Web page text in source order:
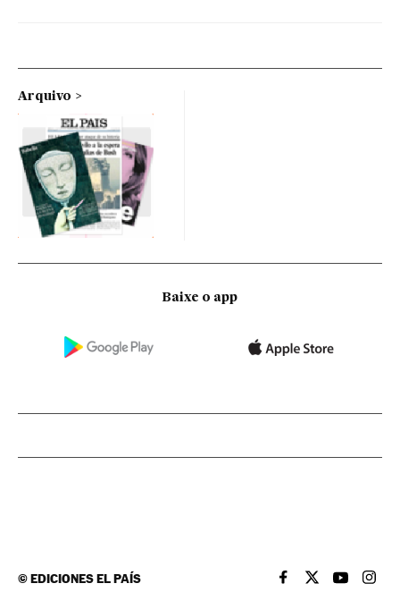
Arquivo
Baixe o app
©EDICIONES EL PAÍS EL PAÍS BRASIL EN
EL PAÍSEL PAÍS
EL